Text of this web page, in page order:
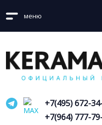
меню
+7(495) 672-
+7(964) 777-